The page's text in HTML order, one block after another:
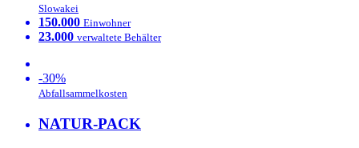
Slowakei
150.000 Einwohner
23.000 verwaltete Behälter
-30%
Abfallsammelkosten
NATUR-PACK